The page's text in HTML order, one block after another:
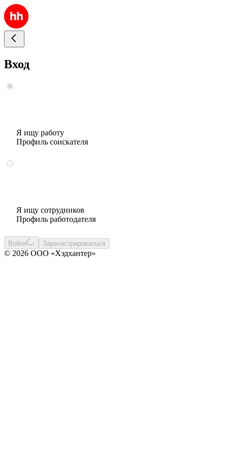
Вход
Я ищу работу
Профиль соискателя
Я ищу сотрудников
Профиль работодателя
Войти Зарегистрироваться
© 2026 ООО «Хэдхантер»